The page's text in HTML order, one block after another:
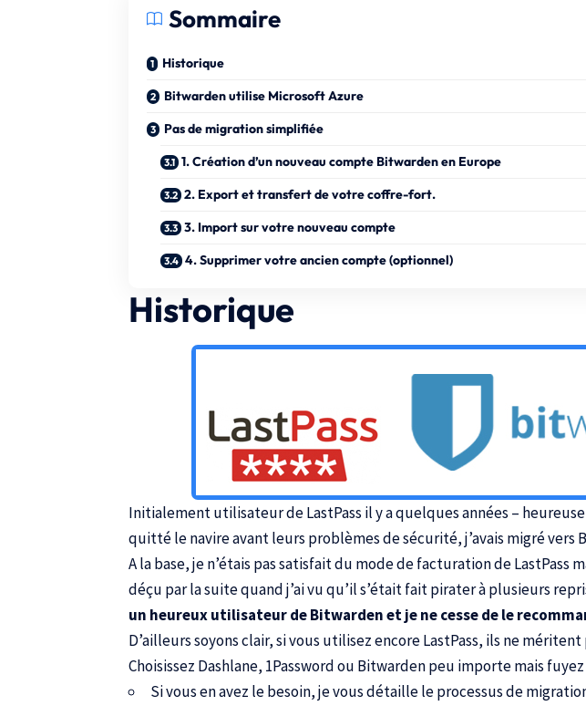
Sommaire
Historique
Bitwarden utilise Microsoft Azure
Pas de migration simplifiée
1. Création d’un nouveau compte Bitwarden en Europe
2. Export et transfert de votre coffre-fort.
3. Import sur votre nouveau compte
4. Supprimer votre ancien compte (optionnel)
Historique
Initialement utilisateur de LastPass il y a quelques années –
quitté le navire avant leurs problèmes de sécurité, j’avais migré
A la base, je n’étais pas satisfait du mode de facturation de LastPass
déçu par la suite quand j’ai vu qu’il s’était fait pirater à plusieurs
un heureux utilisateur de Bitwarden et je ne cesse de le
D’ailleurs soyons clair, si vous utilisez encore LastPass, ils ne
Choisissez Dashlane, 1Passwordou Bitwardenpeu importe mais fuyez
Si vous en avez le besoin,je vous détaille le processus de